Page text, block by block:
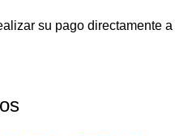
su pago directamente a